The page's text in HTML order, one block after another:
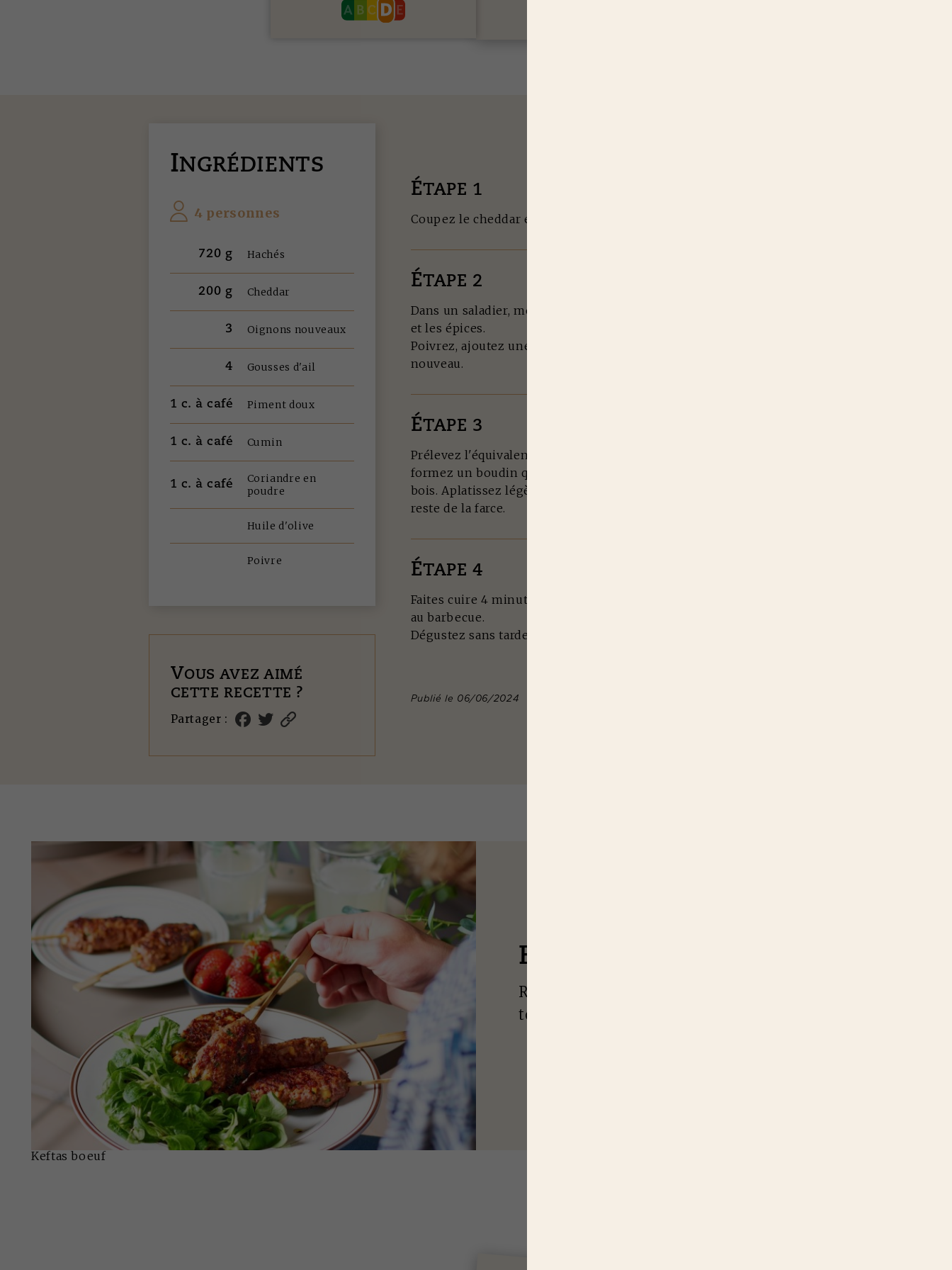
INGRÉDIENTS
4 personnes
720 g Hachés
200 g Cheddar
3 Oignons nouveaux
4 Gousses d'ail
1 c. à café Piment doux
1 c. à café Cumin
1 c. à café
Coriandre en
poudre
Huile d'olive
Poivre
ÉTAPE 1
Coupez le cheddar en petits dés. Hachez finement l'ail et l'oignon.
ÉTAPE 2
Dans un saladier, mélangez la viande, le cheddar, les oignons, l'ail
et les épices.
Poivrez, ajoutez une cuillère à soupe d'huile d'olive et mélangez à
nouveau.
ÉTAPE 3
Prélevez l'équivalent d'une boule à glace dans vos mains et
formez un boudin que vous viendrez piquer à l'aide d'un pic en
bois. Aplatissez légèrement la viande puis poursuivez avec le
reste de la farce.
ÉTAPE 4
Faites cuire 4 minutes de chaque côté à feu vif dans une poêle ou
au barbecue.
Dégustez sans tarder.
Publié le 06/06/2024
VOUS AVEZ AIMÉ
CETTE RECETTE ?
Partager :
Keftas boeuf
E
Recevez nos idées de recettes Bigard pour
toutes les saisons et pour toute la famille !